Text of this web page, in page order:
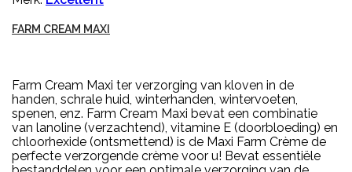
FARM CREAM MAXI
Farm Cream Maxi ter verzorging van kloven in de
handen, schrale huid, winterhanden, wintervoeten,
spenen, enz. Farm Cream Maxi bevat een combinatie
van lanoline (verzachtend), vitamine E (doorbloeding) en
chloorhexide (ontsmettend) is de Maxi Farm Crème de
perfecte verzorgende crème voor u! Bevat essentiële